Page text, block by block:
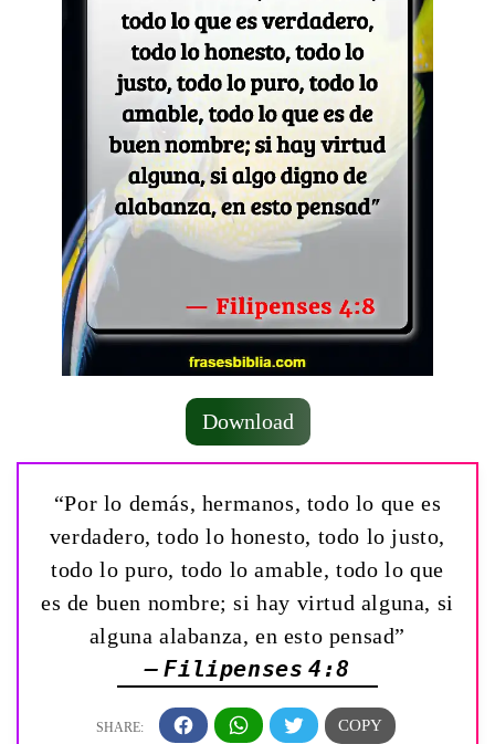
Download
“Por lo demás, hermanos, todo lo que es
verdadero, todo lo honesto, todo lo justo,
todo lo puro, todo lo amable, todo lo que
es de buen nombre; si hay virtud alguna, si
alguna alabanza, en esto pensad”
— Filipenses 4:8